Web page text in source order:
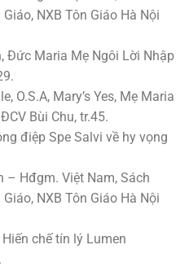
NXB Tôn Giáo Hà Nội
Đức Maria Mẹ Ngôi Lời Nhập
O.S.A, Mary’s Yes, Mẹ Maria
Bùi Chu, tr.45.
điệp Spe Salvi về hy vọng
– Hđgm. Việt Nam, Sách
NXB Tôn Giáo Hà Nội
chế tín lý Lumen